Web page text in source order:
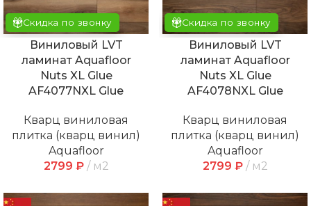
Скидка по звонку
Виниловый LVT
ламинат Aquafloor
Nuts XL Glue
AF4077NXL Glue
Кварц виниловая
плитка (кварц винил)
Aquafloor
2799 ₽ м2
Скидка по звонку
Виниловый LVT
ламинат Aquafloor
Nuts XL Glue
AF4078NXL Glue
Кварц виниловая
плитка (кварц винил)
Aquafloor
2799 ₽ м2